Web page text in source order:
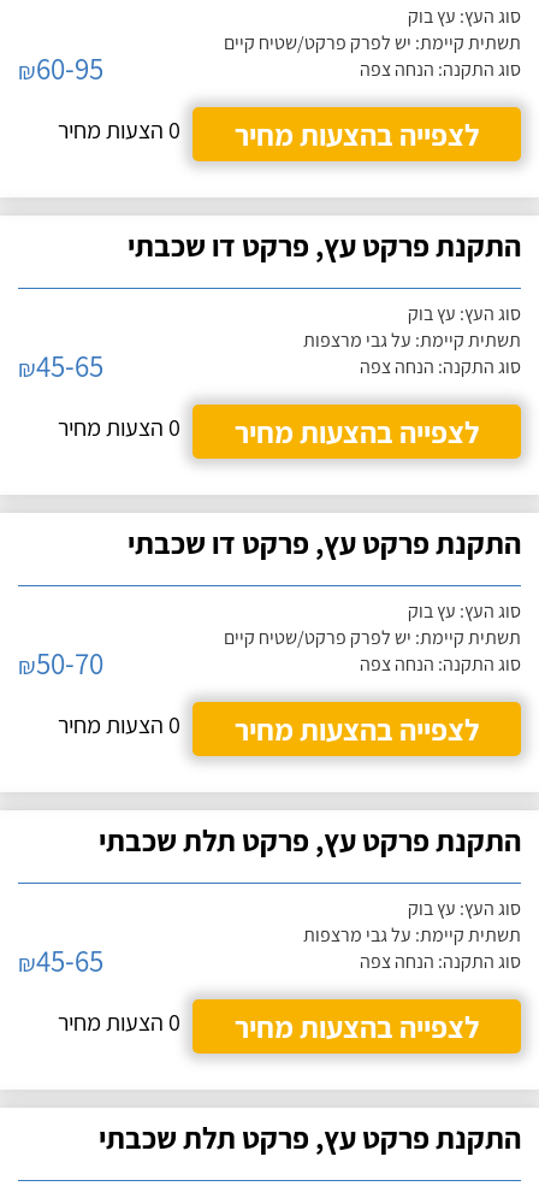
סוג העץ: עץ בוק
תשתית קיימת: יש לפרק פרקט/שטיח קיים
סוג התקנה: הנחה צפה
₪60-95
לצפייה בהצעות מחיר
0 הצעות מחיר
התקנת פרקט עץ, פרקט דו שכבתי
סוג העץ: עץ בוק
תשתית קיימת: על גבי מרצפות
סוג התקנה: הנחה צפה
₪45-65
לצפייה בהצעות מחיר
0 הצעות מחיר
התקנת פרקט עץ, פרקט דו שכבתי
סוג העץ: עץ בוק
תשתית קיימת: יש לפרק פרקט/שטיח קיים
סוג התקנה: הנחה צפה
₪50-70
לצפייה בהצעות מחיר
0 הצעות מחיר
התקנת פרקט עץ, פרקט תלת שכבתי
סוג העץ: עץ בוק
תשתית קיימת: על גבי מרצפות
סוג התקנה: הנחה צפה
₪45-65
לצפייה בהצעות מחיר
0 הצעות מחיר
התקנת פרקט עץ, פרקט תלת שכבתי